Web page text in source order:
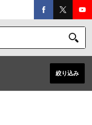
絞り込み